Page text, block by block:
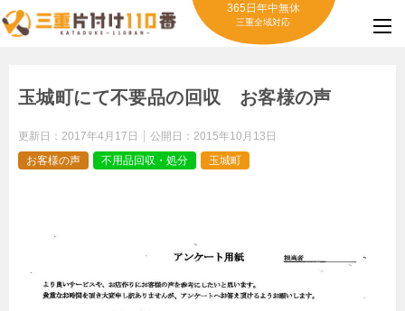
365日年中無休
三重全域対応
玉城町にて不要品の回収 お客様の声
更新日： 2017年4月17日 公開日： 2015年10月13日
お客様の声
不用品回収・処分 玉城町